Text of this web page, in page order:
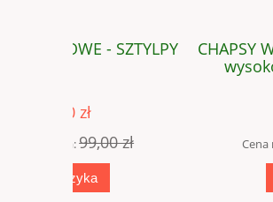
CHAPSY WELUROWE -
wysokość poniżej
Cena regularna: 99,00 zł